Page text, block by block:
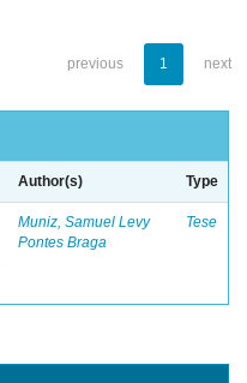
previous 1 next
Author(s) Type
Muniz, Samuel Levy
Pontes Braga
Tese